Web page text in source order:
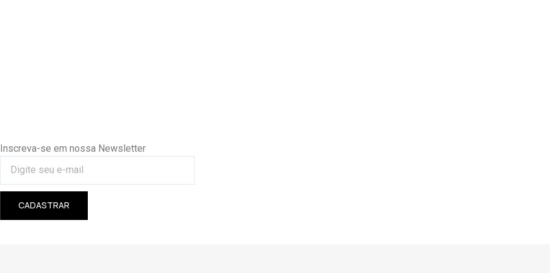
Inscreva-se em nossa Newsletter
CADASTRAR